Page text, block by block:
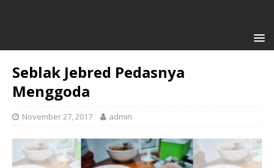
Seblak Jebred Pedasnya
Menggoda
November 27, 2017 admin